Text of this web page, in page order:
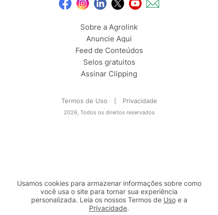
Sobre a Agrolink
Anuncie Aqui
Feed de Conteúdos
Selos gratuitos
Assinar Clipping
Termos de Uso Privacidade
2026, Todos os direitos reservados
Usamos cookies para armazenar informações sobre como
você usa o site para tornar sua experiência
personalizada. Leia os nossos Termos de Usoe a
Privacidade.